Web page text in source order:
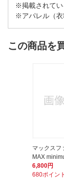
※掲載されてい
※アパレル（衣
この商品を
マックス
MAX
6,800円
680ポイント